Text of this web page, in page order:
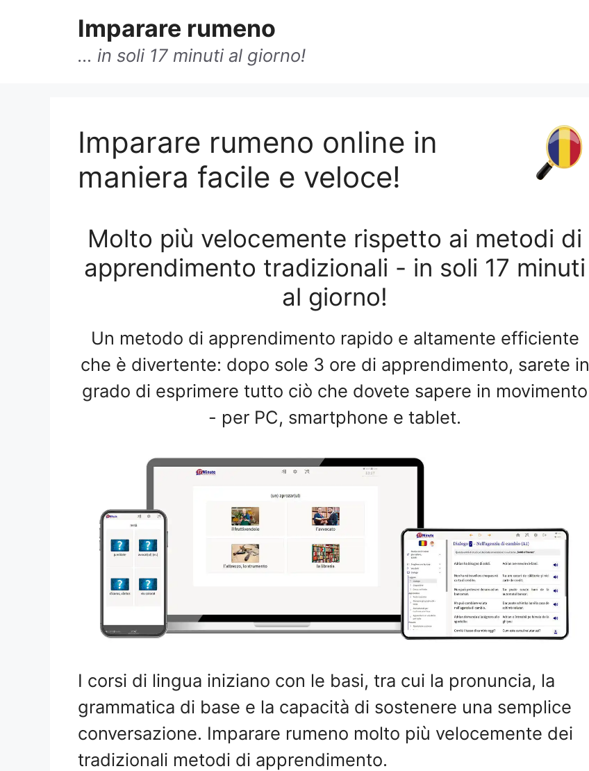
Imparare rumeno
… in soli 17 minuti al giorno!
Imparare rumeno online in
maniera facile e veloce!
Molto più velocemente rispetto ai metodi di
apprendimento tradizionali - in soli 17 minuti
al giorno!
Un metodo di apprendimento rapido e altamente efficiente
che è divertente: dopo sole 3 ore di apprendimento, sarete in
grado di esprimere tutto ciò che dovete sapere in movimento
- per PC, smartphone e tablet.
I corsi di lingua iniziano con le basi, tra cui la pronuncia, la
grammatica di base e la capacità di sostenere una semplice
conversazione. Imparare rumeno molto più velocemente dei
tradizionali metodi di apprendimento.
Impara adesso rumeno uno sconto fino al 53 %!
No grazie, non ho interesse ad apprendere una nuova lingua.